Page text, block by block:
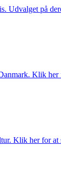
Udvalget på
Klik her
Klik her for at